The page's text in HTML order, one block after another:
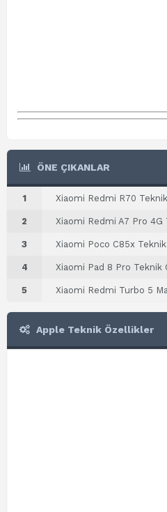
ÖNE ÇIKANLAR
1 Xiaomi Redmi R70
2 Xiaomi Redmi A7 Pro
3 Xiaomi Poco C85x
4 Xiaomi Pad 8 Pro Teknik
5 Xiaomi Redmi Turbo 5
Apple Teknik Özellikler